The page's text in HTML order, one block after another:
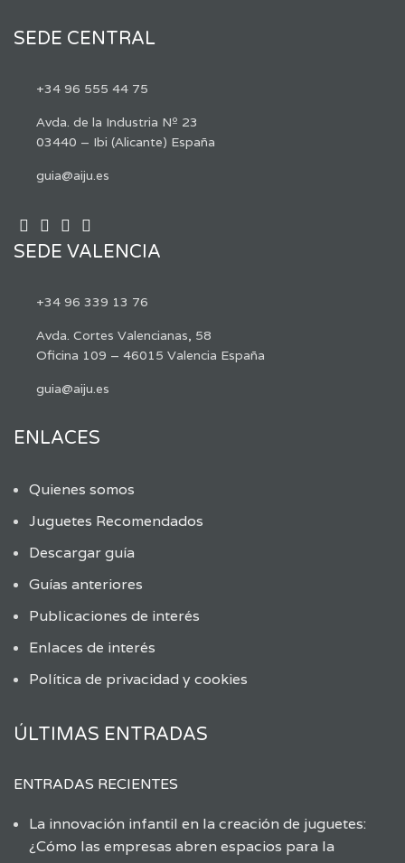
SEDE CENTRAL
+34 96 555 44 75
Avda. de la Industria Nº 23
03440 – Ibi (Alicante) España
guia@aiju.es
SEDE VALENCIA
+34 96 339 13 76
Avda. Cortes Valencianas, 58
Oficina 109 – 46015 Valencia España
guia@aiju.es
ENLACES
Quienes somos
Juguetes Recomendados
Descargar guía
Guías anteriores
Publicaciones de interés
Enlaces de interés
Política de privacidad y cookies
ÚLTIMAS ENTRADAS
ENTRADAS RECIENTES
La innovación infantil en la creación de juguetes:
¿Cómo las empresas abren espacios para la